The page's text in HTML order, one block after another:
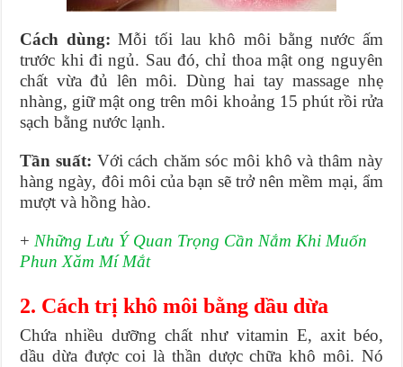
Cách dùng: Mỗi tối lau khô môi bằng nước ấm
trước khi đi ngủ. Sau đó, chỉ thoa mật ong nguyên
chất vừa đủ lên môi. Dùng hai tay massage nhẹ
nhàng, giữ mật ong trên môi khoảng 15 phút rồi rửa
sạch bằng nước lạnh.
Tần suất: Với cách chăm sóc môi khô và thâm này
hàng ngày, đôi môi của bạn sẽ trở nên mềm mại, ẩm
mượt và hồng hào.
+ Những Lưu Ý Quan Trọng Cần Nắm Khi Muốn
Phun Xăm Mí Mắt
2. Cách trị khô môi bằng dầu dừa
Chứa nhiều dưỡng chất như vitamin E, axit béo,
dầu dừa được coi là thần dược chữa khô môi. Nó